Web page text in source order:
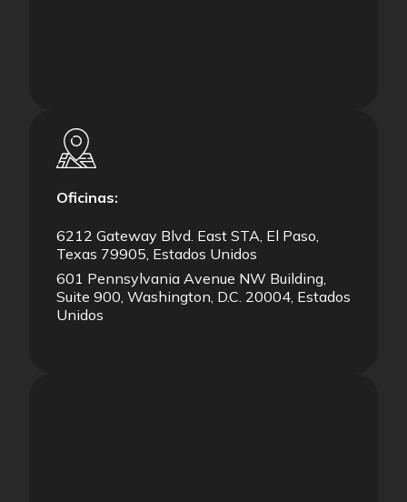
Oficinas:
6212 Gateway Blvd. East STA, El Paso,
Texas 79905, Estados Unidos
601 Pennsylvania Avenue NW Building,
Suite 900, Washington, D.C. 20004, Estados
Unidos